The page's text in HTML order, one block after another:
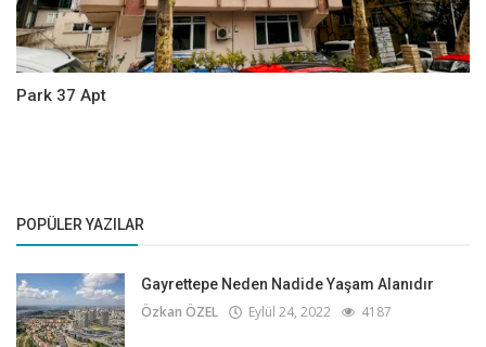
Park 37 Apt
POPÜLER YAZILAR
Gayrettepe Neden Nadide Yaşam Alanıdır
Özkan ÖZEL Eylül 24, 2022 4187